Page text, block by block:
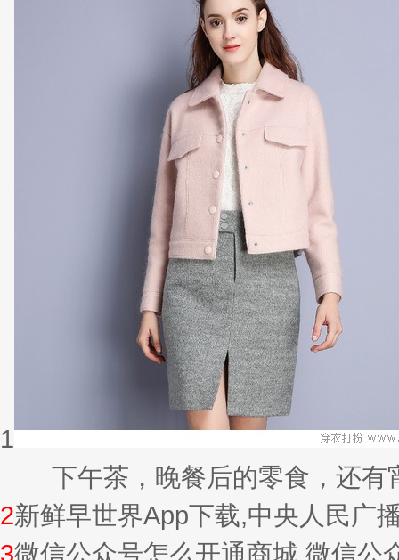
1
下午茶，晚餐后的零食，还有
2新鲜早世界App下载,中央人民广
3微信公众号怎么开通商城,微信公